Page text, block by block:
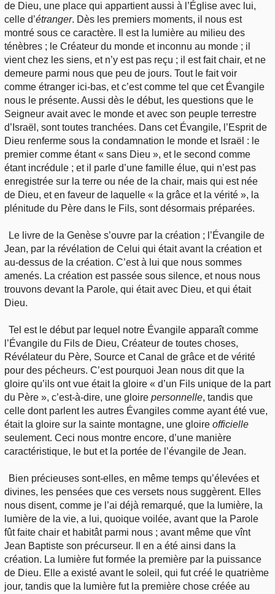
de Dieu, une place qui appartient aussi à l’Église avec lui,
celle d’étranger. Dès les premiers moments, il nous est
montré sous ce caractère. Il est la lumière au milieu des
ténèbres ; le Créateur du monde et inconnu au monde ; il
vient chez les siens, et n’y est pas reçu ; il est fait chair, et ne
demeure parmi nous que peu de jours. Tout le fait voir
comme étranger ici-bas, et c’est comme tel que cet Évangile
nous le présente. Aussi dès le début, les questions que le
Seigneur avait avec le monde et avec son peuple terrestre
d’Israël, sont toutes tranchées. Dans cet Évangile, l’Esprit de
Dieu renferme sous la condamnation le monde et Israël : le
premier comme étant « sans Dieu », et le second comme
étant incrédule ; et il parle d’une famille élue, qui n’est pas
enregistrée sur la terre ou née de la chair, mais qui est née
de Dieu, et en faveur de laquelle « la grâce et la vérité », la
plénitude du Père dans le Fils, sont désormais préparées.
Le livre de la Genèse s’ouvre par la création ; l’Évangile de
Jean, par la révélation de Celui qui était avant la création et
au-dessus de la création. C’est à lui que nous sommes
amenés. La création est passée sous silence, et nous nous
trouvons devant la Parole, qui était avec Dieu, et qui était
Dieu.
Tel est le début par lequel notre Évangile apparaît comme
l’Évangile du Fils de Dieu, Créateur de toutes choses,
Révélateur du Père, Source et Canal de grâce et de vérité
pour des pécheurs. C’est pourquoi Jean nous dit que la
gloire qu’ils ont vue était la gloire « d’un Fils unique de la part
du Père », c’est-à-dire, une gloire personnelle, tandis que
celle dont parlent les autres Évangiles comme ayant été vue,
était la gloire sur la sainte montagne, une gloire officielle
seulement. Ceci nous montre encore, d’une manière
caractéristique, le but et la portée de l’évangile de Jean.
Bien précieuses sont-elles, en même temps qu’élevées et
divines, les pensées que ces versets nous suggèrent. Elles
nous disent, comme je l’ai déjà remarqué, que la lumière, la
lumière de la vie, a lui, quoique voilée, avant que la Parole
fût faite chair et habitât parmi nous ; avant même que vînt
Jean Baptiste son précurseur. Il en a été ainsi dans la
création. La lumière fut formée la première par la puissance
de Dieu. Elle a existé avant le soleil, qui fut créé le quatrième
jour, tandis que la lumière fut la première chose créée au